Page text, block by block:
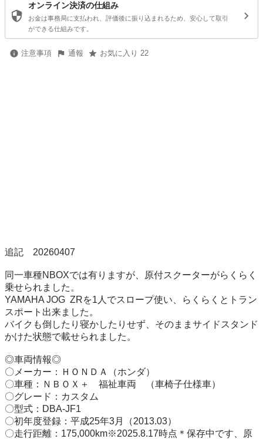
オンライン決済の仕組み
お金は事務局に支払われ、評価後に振り込まれるため、安心して取引
ができる仕組みです。
注意事項 通報 お気に入り 22
追記　20260407
同一車種NBOXでは有りますが、原付スクーターがらくらく
乗せられました。
YAMAHA JOG  ZRを1人でスロープ使い、らくらくとトラン
スポート出来ました。
バイクも倒したり寝かしたりせず、そのままサイドスタンド
かけた状態で載せられました。
◎車両情報◎
〇メーカー：ＨＯＮＤＡ（ホンダ）
〇車種：ＮＢＯＸ＋　福祉車両　（車椅子仕様車）
〇グレード：カスタム
〇型式：DBA-JF1
〇初年度登録：平成25年3月（2013.03）
〇走行距離：175,000km※2025.8.17時点＊保存中です、原